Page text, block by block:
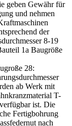
geben Gewähr für
und nehmen
der
8-19
1a Baugröße
28:
ab Werk mit
T-
ist. Die
Fertigbohrung
nach